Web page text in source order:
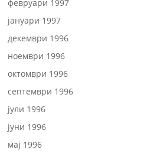
февруари 1997
јануари 1997
декември 1996
ноември 1996
октомври 1996
септември 1996
јули 1996
јуни 1996
мај 1996